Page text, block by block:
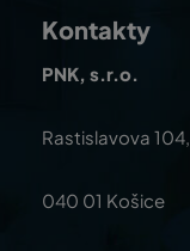
Kontakty
PNK, s.r.o.
Rastislavova 104,
040 01 Košice